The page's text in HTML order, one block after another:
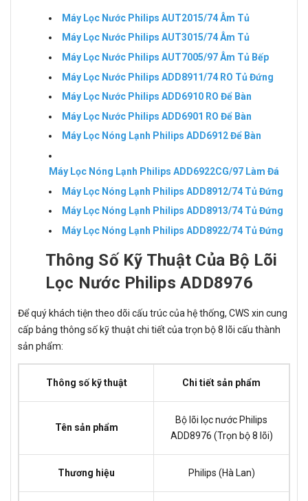
Máy Lọc Nước Philips AUT2015/74 Âm Tủ
Máy Lọc Nước Philips AUT3015/74 Âm Tủ
Máy Lọc Nước Philips AUT7005/97 Âm Tủ Bếp
Máy Lọc Nước Philips ADD8911/74 RO Tủ Đứng
Máy Lọc Nước Philips ADD6910 RO Để Bàn
Máy Lọc Nước Philips ADD6901 RO Để Bàn
Máy Lọc Nóng Lạnh Philips ADD6912 Để Bàn
Máy Lọc Nóng Lạnh Philips ADD6922CG/97 Làm Đá
Máy Lọc Nóng Lạnh Philips ADD8912/74 Tủ Đứng
Máy Lọc Nóng Lạnh Philips ADD8913/74 Tủ Đứng
Máy Lọc Nóng Lạnh Philips ADD8922/74 Tủ Đứng
Thông Số Kỹ Thuật Của Bộ Lõi
Lọc Nước Philips ADD8976
Để quý khách tiện theo dõi cấu trúc của hệ thống, CWS xin cung
cấp bảng thông số kỹ thuật chi tiết của trọn bộ 8 lõi cấu thành
sản phẩm:
Thông số kỹ thuật Chi tiết sản phẩm
Tên sản phẩm
Bộ lõi lọc nước Philips
ADD8976 (Trọn bộ 8 lõi)
Thương hiệu Philips (Hà Lan)